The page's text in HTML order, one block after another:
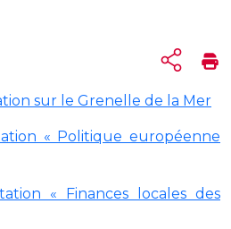
sur le Grenelle de la Mer
« Politique européenne
« Finances locales des